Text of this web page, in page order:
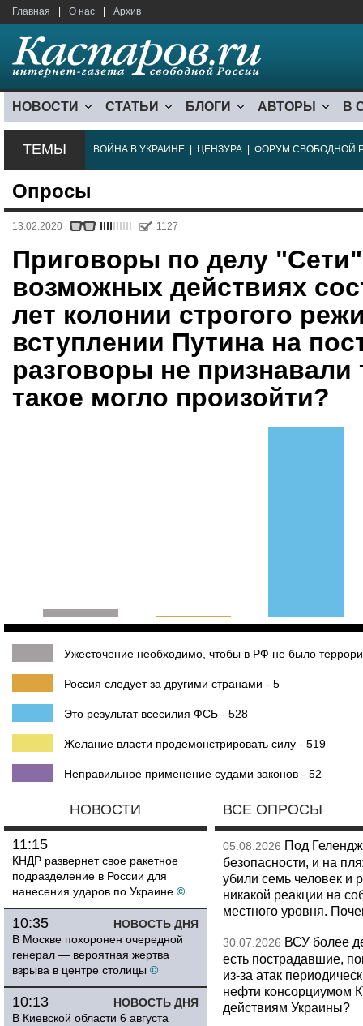
Главная О нас Архив
НОВОСТИ СТАТЬИ БЛОГИ АВТОРЫ В
ТЕМЫ ВОЙНА В УКРАИНЕ ЦЕНЗУРА ФОРУМ СВОБОДНОЙ
Опросы
13.02.2020 1127
Приговоры по делу
возможных действиях
лет колонии строгого
вступлении Путина на
разговоры не
такое могло произойти?
Ужесточение необходимо, чтобы в РФ не было
Россия следует за другими странами - 5
Это результат всесилия ФСБ - 528
Желание власти продемонстрировать силу - 519
Неправильное применение судами законов - 52
НОВОСТИ
11:15
КНДР развернет свое ракетное
подразделение в России для
нанесения ударов по Украине ©
НОВОСТЬ ДНЯ
10:35
В Москве похоронен очередной
генерал — вероятная жертва
взрыва в центре столицы ©
НОВОСТЬ ДНЯ
10:13
В Киевской области 6 августа
ВСЕ ОПРОСЫ
05.08.2026 Под
безопасности, и на
убили семь человек и
никакой реакции на
местного уровня.
30.07.2026 ВСУ более
есть пострадавшие,
из-за атак
нефти консорциумом
действиям Украины?